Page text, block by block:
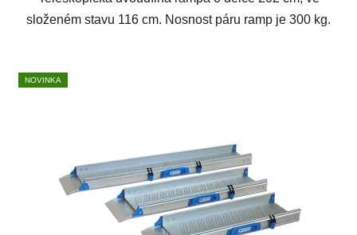
složeném stavu 116 cm. Nosnost páru ramp je 300 kg.
NOVINKA